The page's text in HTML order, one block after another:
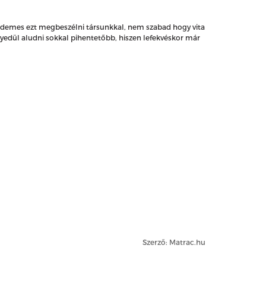
ezt megbeszélni társunkkal, nem szabad hogy vita
aludni sokkal pihentetőbb, hiszen lefekvéskor már
Szerző: Matrac.hu